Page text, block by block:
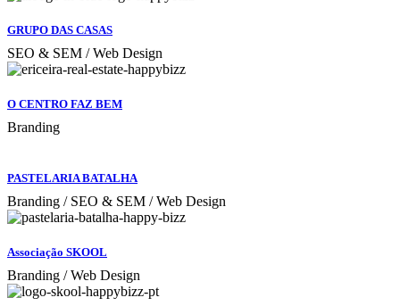
GRUPO DAS CASAS
SEO & SEM / Web Design
O CENTRO FAZ BEM
Branding
PASTELARIA BATALHA
Branding / SEO & SEM / Web Design
Associação SKOOL
Branding / Web Design